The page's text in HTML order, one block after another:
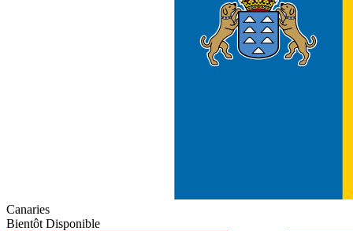
Canaries
Bientôt Disponible